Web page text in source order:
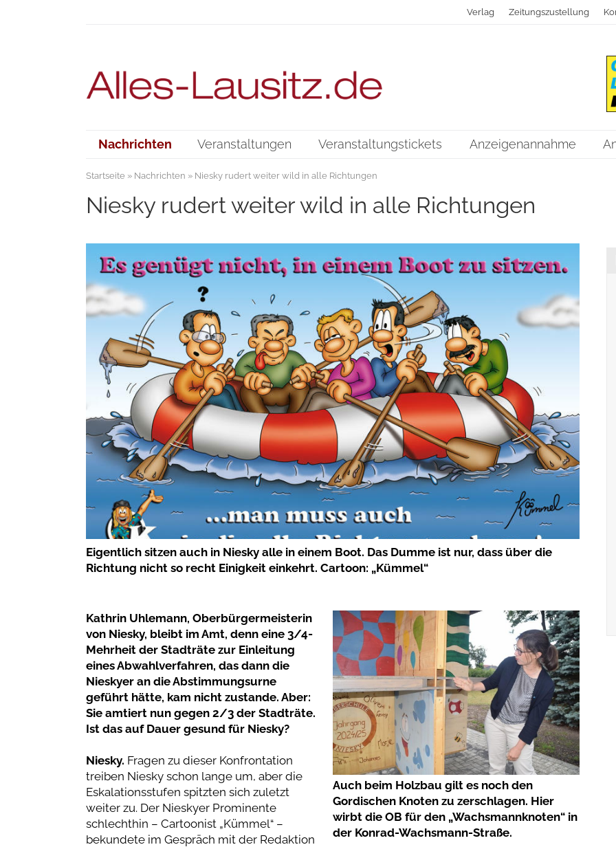
Verlag Zeitungszustellung
Nachrichten Veranstaltungen Veranstaltungstickets Anzeigenannahme
Startseite» Nachrichten » Niesky rudert weiter wild in alle Richtungen
Niesky rudert weiter wild in alle Richtungen
Eigentlich sitzen auch in Niesky alle in einem Boot. Das Dumme ist nur, dass über die
Richtung nicht so recht Einigkeit einkehrt. Cartoon: „Kümmel“
Auch beim Holzbau gilt es noch den
Gordischen Knoten zu zerschlagen. Hier
wirbt die OB für den „Wachsmannknoten“ in
der Konrad-Wachsmann-Straße.
Kathrin Uhlemann, Oberbürgermeisterin
von Niesky, bleibt im Amt, denn eine 3/4-
Mehrheit der Stadträte zur Einleitung
eines Abwahlverfahren, das dann die
Nieskyer an die Abstimmungsurne
geführt hätte, kam nicht zustande. Aber:
Sie amtiert nun gegen 2/3 der Stadträte.
Ist das auf Dauer gesund für Niesky?
Niesky. Fragen zu dieser Konfrontation
treiben Niesky schon lange um, aber die
Eskalationsstufen spitzten sich zuletzt
weiter zu. Der Nieskyer Prominente
schlechthin – Cartoonist „Kümmel“ –
bekundete im Gespräch mit der Redaktion